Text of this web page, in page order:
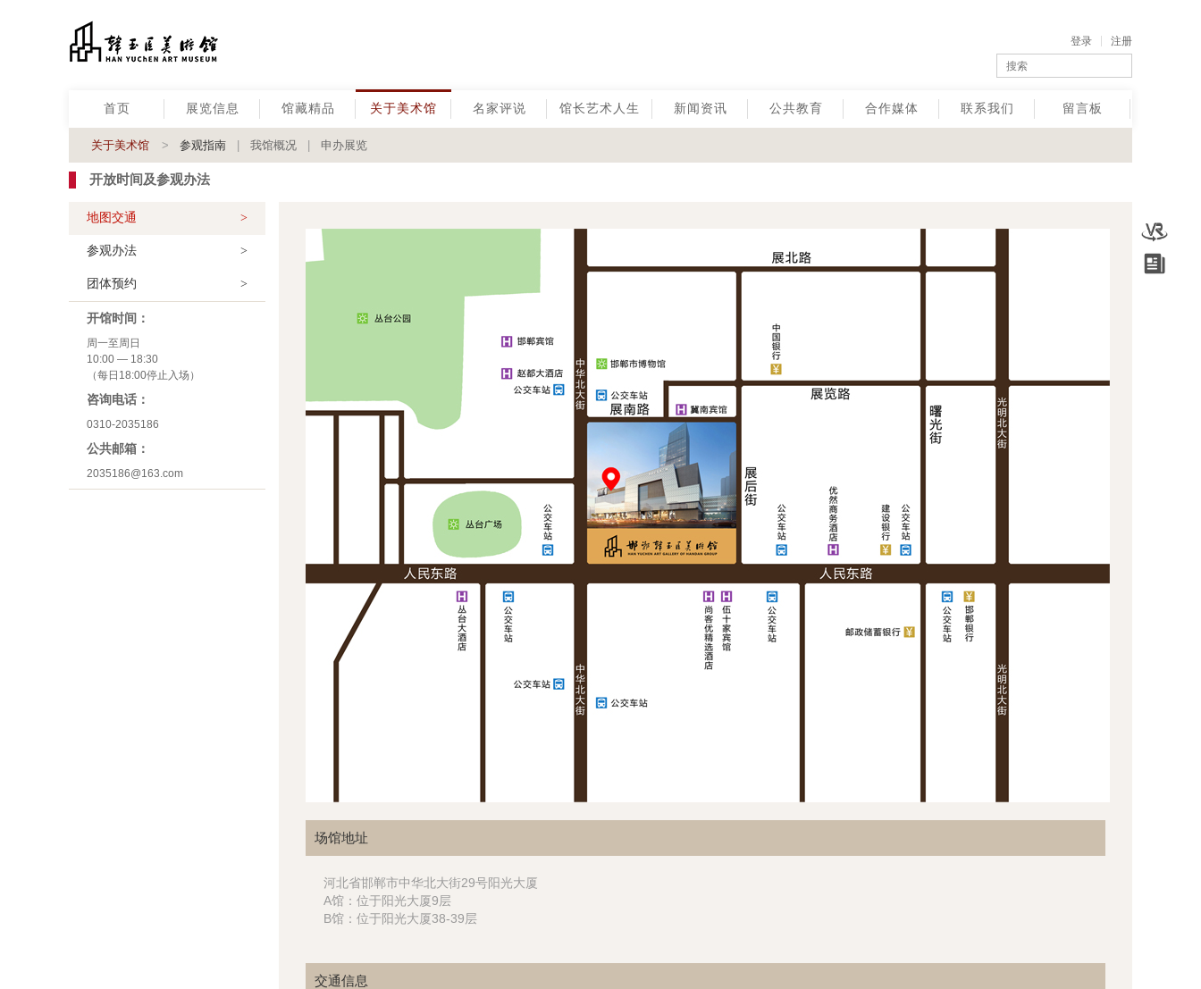
登录 注册
首页 展览信息 馆藏精品 关于美术馆 名家评说 馆长艺术人生 新闻资讯 公共教育 合作媒体 联系我们 留言板
关于美术馆 > 参观指南 我馆概况 申办展览
开放时间及参观办法
地图交通 >
参观办法 >
团体预约 >
开馆时间：
周一至周日
10:00 — 18:30
（每日18:00停止入场）
咨询电话：
0310-2035186
公共邮箱：
2035186@163.com
场馆地址
河北省邯郸市中华北大街29号阳光大厦
A馆：位于阳光大厦9层
B馆：位于阳光大厦38-39层
交通信息